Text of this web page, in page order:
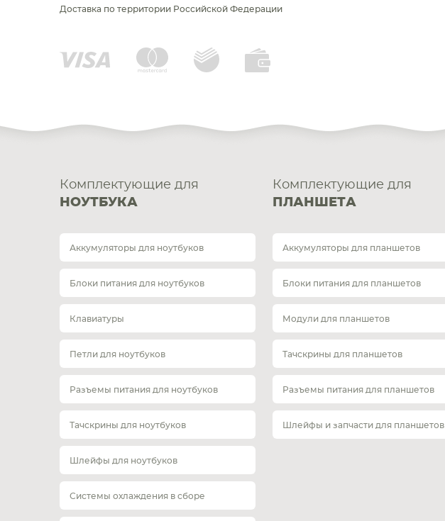
Доставка по территории Российской Федерации
Комплектующие для
НОУТБУКА
Аккумуляторы для ноутбуков
Блоки питания для ноутбуков
Клавиатуры
Петли для ноутбуков
Разъемы питания для ноутбуков
Тачскрины для ноутбуков
Шлейфы для ноутбуков
Системы охлаждения в сборе
Комплектующие для
ПЛАНШЕТА
Аккумуляторы для планшетов
Блоки питания для планшетов
Модули для планшетов
Тачскрины для планшетов
Разъемы питания для планшетов
Шлейфы и запчасти для планшетов